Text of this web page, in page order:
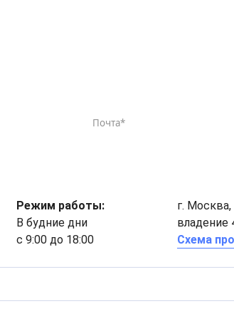
Режим работы:
В будние дни
с 9:00 до 18:00
г. Москва,
владение
Схема